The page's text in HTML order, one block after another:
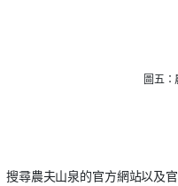
圖五
搜尋農夫山泉的官方網站以及